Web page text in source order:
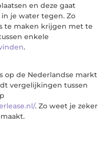
en deze gaat
je water tegen. Zo
te maken krijgen met te
enkele
.
op de Nederlandse markt
vergelijkingen tussen
. Zo weet je zeker